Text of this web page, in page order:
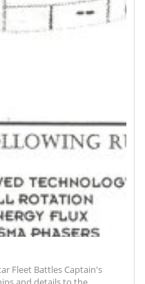
Fleet Battles Captain's